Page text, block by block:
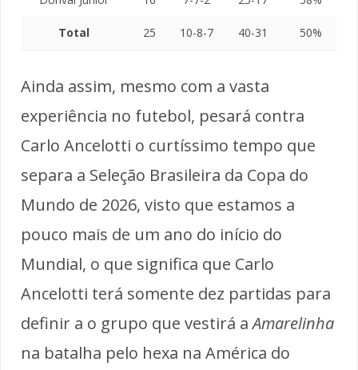
Total 25 10-8-7 40-31 50%
Ainda assim, mesmo com a vasta
experiência no futebol, pesará contra
Carlo Ancelotti o curtíssimo tempo que
separa a Seleção Brasileira da Copa do
Mundo de 2026, visto que estamos a
pouco mais de um ano do início do
Mundial, o que significa que Carlo
Ancelotti terá somente dez partidas para
definir a o grupo que vestirá aAmarelinha
na batalha pelo hexa na América do